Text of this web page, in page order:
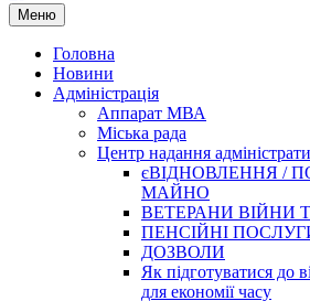
Меню Skip
to
content
Головна
Новини
Адміністрація
Аппарат МВА
Міська рада
Центр надання
єВІДНОВЛЕННЯ /
МАЙНО
ВЕТЕРАНИ ВІЙНИ
ПЕНСІЙНІ
ДОЗВОЛИ
Як підготуватися до
для економії часу